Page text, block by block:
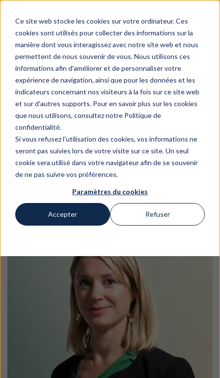
Ce site web stocke les cookies sur votre ordinateur. Ces
cookies sont utilisés pour collecter des informations sur la
manière dont vous interagissez avec notre site web et nous
permettent de nous souvenir de vous. Nous utilisons ces
informations afin d'améliorer et de personnaliser votre
expérience de navigation, ainsi que pour les données et les
indicateurs concernant nos visiteurs à la fois sur ce site web
et sur d'autres supports. Pour en savoir plus sur les cookies
que nous utilisons, consultez notre Politique de
confidentialité.
Si vous refusez l'utilisation des cookies, vos informations ne
seront pas suivies lors de votre visite sur ce site. Un seul
cookie sera utilisé dans votre navigateur afin de se souvenir
de ne pas suivre vos préférences.
Paramètres du cookies
Accepter Refuser
Céline Lienard